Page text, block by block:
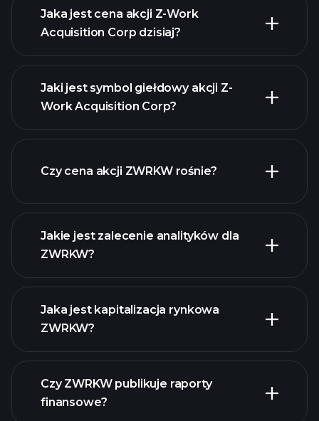
Jaka jest cena akcji Z-Work
Acquisition Corp dzisiaj?
zaawansowanej wykresie
Jaki jest symbol giełdowy akcji Z-
Work Acquisition Corp?
Czy cena akcji ZWRKW rośnie?
ZWRKW wykresie.
Jakie jest zalecenie analityków dla
ZWRKW?
Jaka jest kapitalizacja rynkowa
ZWRKW?
Czy ZWRKW publikuje raporty
finansowe?